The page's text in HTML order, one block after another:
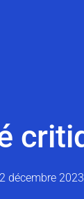
décembre 2023